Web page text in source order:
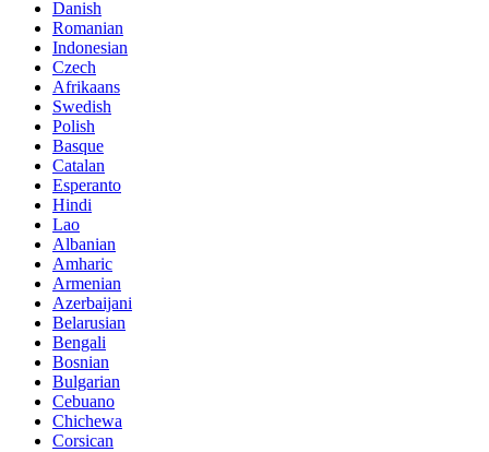
Danish
Romanian
Indonesian
Czech
Afrikaans
Swedish
Polish
Basque
Catalan
Esperanto
Hindi
Lao
Albanian
Amharic
Armenian
Azerbaijani
Belarusian
Bengali
Bosnian
Bulgarian
Cebuano
Chichewa
Corsican